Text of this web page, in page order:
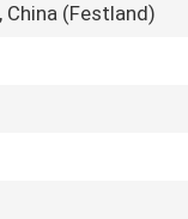
China (Festland)